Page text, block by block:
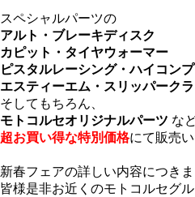
スペシャルパーツの
アルト・ブレーキディスク
カピット・タイヤウォーマー
ピスタルレーシング・ハイコン
エスティーエム・スリッパーク
そしてもちろん、
モトコルセオリジナルパーツ な
超お買い得な特別価格にて販売い
新春フェアの詳しい内容につき
皆様是非お近くのモトコルセグ